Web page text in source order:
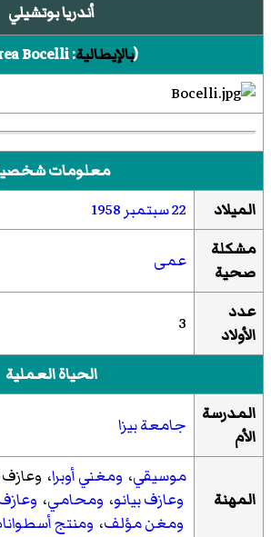
أندريا بوتشيلي
(بالإيطالية:
Bocelli
معلومات
الميلاد
22 سبتمبر
1958
مشكلة
صحية
عمى
عدد
الأولاد
3
الحياة العملية
المدرسة
الأم
جامعة بيزا
المهنة
موسيقي، ومغني أوبرا،
وعازف بيانو، ومحامي،
ومغن مؤلف، ومنتج